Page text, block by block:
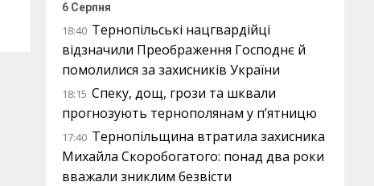
6 Серпня
18:40 Тернопільські нацгвардійці
відзначили Преображення Господнє й
помолилися за захисників України
18:15 Спеку, дощ, грози та шквали
прогнозують тернополянам у п’ятницю
17:40 Тернопільщина втратила захисника
Михайла Скоробогатого: понад два роки
вважали зниклим безвісти